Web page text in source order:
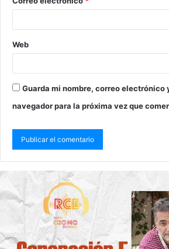
Web
Guarda mi nombre, correo electrónico
navegador para la próxima vez que